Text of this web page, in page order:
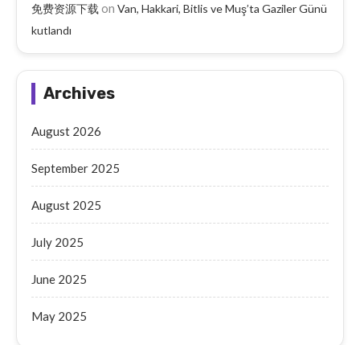
免费资源下载 on Van, Hakkari, Bitlis ve Muş’ta Gaziler Günü
kutlandı
Archives
August 2026
September 2025
August 2025
July 2025
June 2025
May 2025